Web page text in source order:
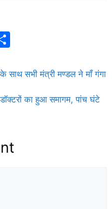
ar
साथ सभी मंत्री मण्डल ने माँ गंगा
का हुआ समागम, पांच घंटे